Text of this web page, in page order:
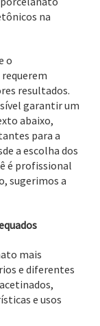
na
o
resultados.
garantir um
abaixo,
para a
a escolha dos
é profissional
sugerimos a
mais
e diferentes
e usos